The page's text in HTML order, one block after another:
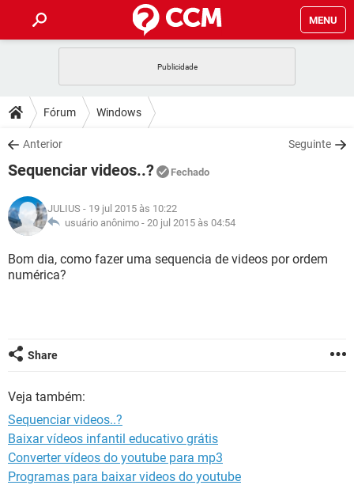
MENU
CELULAR
OUTLOOK
INSTAGRAM GMAIL
GUIA DE COMPRAS
DICAS
JOGOS
INSTAGRAM
GUIA DE COMPRAS
DOWNLOADS
JOGOS WHATSAPP
CELULAR
OUTLOOK EXCEL
INSTAGRAM GMAIL
GUIA DE COMPRAS
FÓRUM
JOGOS
CELULAR
OUTLOOK EXCEL
GLOSSÁRIO
JOGOS WHATSAPP
CELULAR
GUIA DE COMPRAS
Fórum Windows
Anterior Seguinte
Sequenciar videos..? Fechado
JULIUS - 19 jul 2015 às 10:22
usuário anônimo - 20 jul 2015 às 04:54
Bom dia, como fazer uma sequencia de videos por ordem
numérica?
Share
Veja também:
Sequenciar videos..?
Baixar vídeos infantil educativo grátis
Converter vídeos do youtube para mp3
Programas para baixar videos do youtube